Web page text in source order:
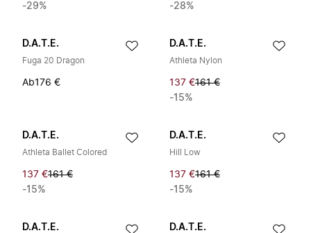
-29%
-28%
D.A.T.E.
Fuga 20 Dragon
Ab176 €
D.A.T.E.
Athleta Nylon
137 €161 €
-15%
D.A.T.E.
Athleta Ballet Colored
137 €161 €
-15%
D.A.T.E.
Hill Low
137 €161 €
-15%
D.A.T.E. D.A.T.E.